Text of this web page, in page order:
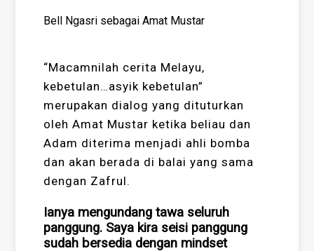
Bell Ngasri sebagai Amat Mustar
“Macamnilah cerita Melayu,
kebetulan…asyik kebetulan”
merupakan dialog yang dituturkan
oleh Amat Mustar ketika beliau dan
Adam diterima menjadi ahli bomba
dan akan berada di balai yang sama
dengan Zafrul.
Ianya mengundang tawa seluruh
panggung. Saya kira seisi panggung
sudah bersedia dengan mindset